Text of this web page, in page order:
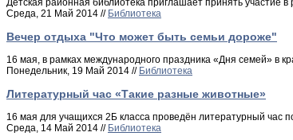
Детская районная библиотека приглашает принять участие
Среда, 21 Май 2014 // Библиотека
Вечер отдыха "Что может быть семьи дороже"
16 мая, в рамках международного праздника «Дня семей» в
Понедельник, 19 Май 2014 // Библиотека
Литературный час «Такие разные животные»
16 мая для учащихся 2Б класса проведён литературный
Среда, 14 Май 2014 // Библиотека